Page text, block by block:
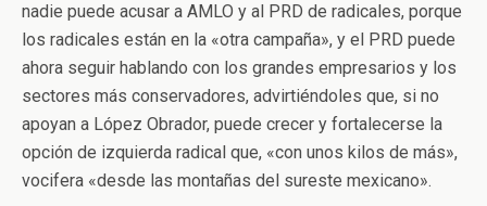
nadie puede acusar a AMLO y al PRD de radicales, porque
los radicales están en la «otra campaña», y el PRD puede
ahora seguir hablando con los grandes empresarios y los
sectores más conservadores, advirtiéndoles que, si no
apoyan a López Obrador, puede crecer y fortalecerse la
opción de izquierda radical que, «con unos kilos de más»,
vocifera «desde las montañas del sureste mexicano».